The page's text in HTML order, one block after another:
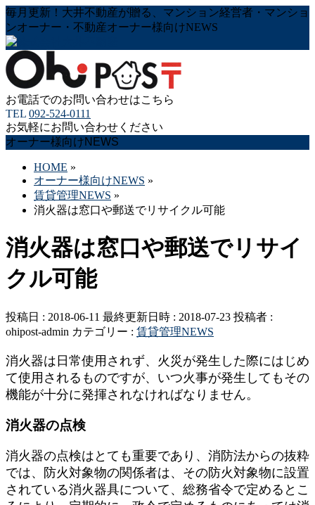
毎月更新！大井不動産が贈る、マンション経営者・マンショ
ンオーナー・不動産オーナー様向けNEWS
お電話でのお問い合わせはこちら
TEL 092-524-0111
お気軽にお問い合わせください
オーナー様向けNEWS
HOME »
オーナー様向けNEWS »
賃貸管理NEWS »
消火器は窓口や郵送でリサイクル可能
消火器は窓口や郵送でリサイ
クル可能
投稿日 : 2018-06-11 最終更新日時 : 2018-07-23 投稿者 :
ohipost-admin カテゴリー : 賃貸管理NEWS
消火器は日常使用されず、火災が発生した際にはじめ
て使用されるものですが、いつ火事が発生してもその
機能が十分に発揮されなければなりません。
消火器の点検
消火器の点検はとても重要であり、消防法からの抜粋
では、防火対象物の関係者は、その防火対象物に設置
されている消火器具について、総務省令で定めるとこ